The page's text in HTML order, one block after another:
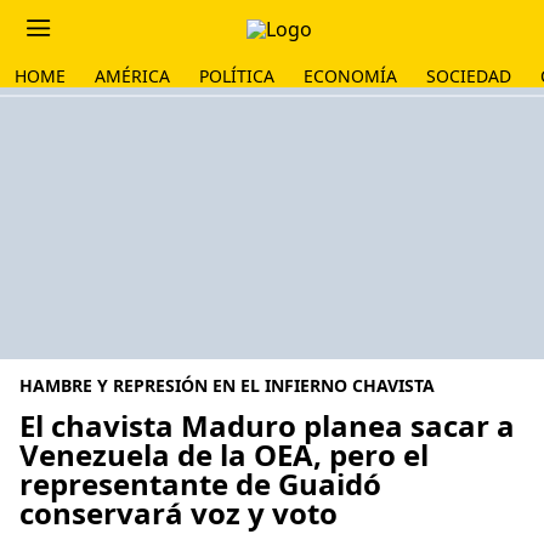
HOME AMÉRICA POLÍTICA ECONOMÍA SOCIEDAD
HAMBRE Y REPRESIÓN EN EL INFIERNO CHAVISTA
El chavista Maduro planea sacar a
Venezuela de la OEA, pero el
representante de Guaidó
conservará voz y voto